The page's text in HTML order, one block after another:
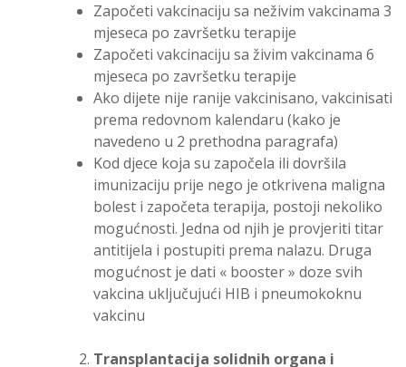
Započeti vakcinaciju sa neživim vakcinama 3
mjeseca po završetku terapije
Započeti vakcinaciju sa živim vakcinama 6
mjeseca po završetku terapije
Ako dijete nije ranije vakcinisano, vakcinisati
prema redovnom kalendaru (kako je
navedeno u 2 prethodna paragrafa)
Kod djece koja su započela ili dovršila
imunizaciju prije nego je otkrivena maligna
bolest i započeta terapija, postoji nekoliko
mogućnosti. Jedna od njih je provjeriti titar
antitijela i postupiti prema nalazu. Druga
mogućnost je dati « booster » doze svih
vakcina uključujući HIB i pneumokoknu
vakcinu
Transplantacija solidnih organa i